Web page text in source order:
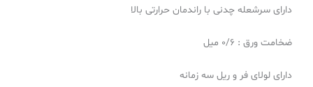
دارای سرشعله چدنی با راندمان حرارتی بالا
ضخامت ورق : ۰/۶ میل
دارای لولای فر و ریل سه زمانه